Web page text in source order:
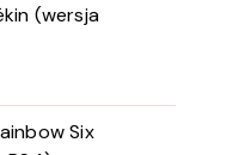
(wersja
Six